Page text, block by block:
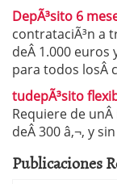
DepÃ³sito 6
contrataciÃ³n a
deÂ 1.000 euros
para todos losÂ
tudepÃ³sito
Requiere de
deÂ 300 â‚¬, y
Publicaciones